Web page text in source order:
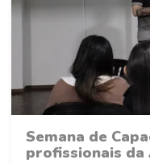
Semana de
profissionais da